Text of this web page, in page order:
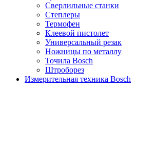
Сверлильные станки
Степлеры
Термофен
Клеевой пистолет
Универсальный резак
Ножницы по металлу
Точила Bosch
Штроборез
Измерительная техника Bosch